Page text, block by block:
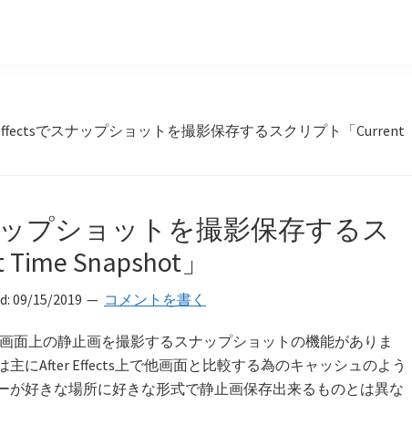
でスナップショットを撮影保存するスクリプト「Current
プショットを撮影保存するス
Snapshot」
09/15/2019 コメントを書く
面上の静止画を撮影するスナップショットの機能がありま
にAfter Effects上で他画面と比較する為のキャッシュのよう
が好きな場所に好きな形式で静止画保存出来るものとは異な